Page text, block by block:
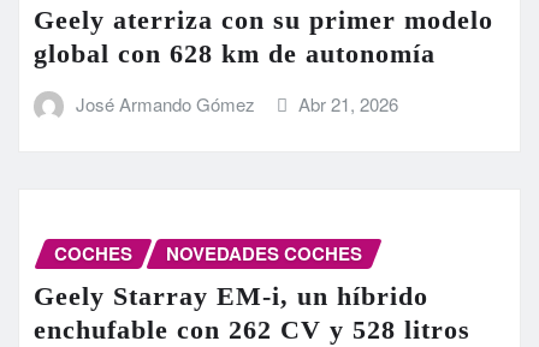
Geely aterriza con su primer modelo
global con 628 km de autonomía
José Armando Gómez Abr 21, 2026
COCHES NOVEDADES COCHES
Geely Starray EM-i, un híbrido
enchufable con 262 CV y 528 litros